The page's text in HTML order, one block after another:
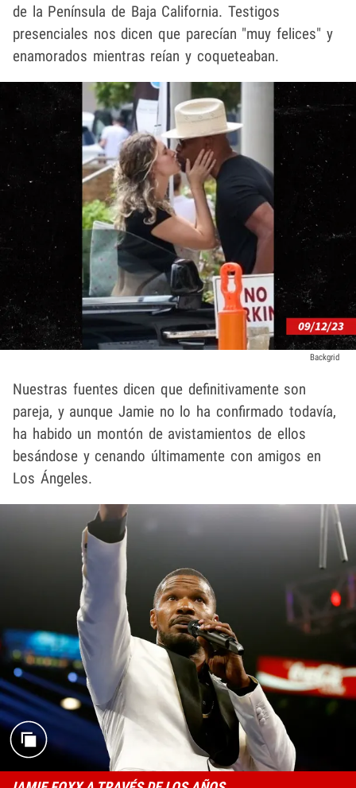
de la Península de Baja California. Testigos
presenciales nos dicen que parecían "muy felices" y
enamorados mientras reían y coqueteaban.
Backgrid
Nuestras fuentes dicen que definitivamente son
pareja, y aunque Jamie no lo ha confirmado todavía,
ha habido un montón de avistamientos de ellos
besándose y cenando últimamente con amigos en
Los Ángeles.